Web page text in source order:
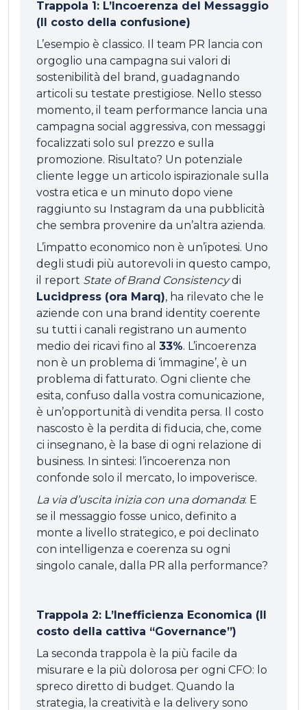
Trappola 1: L’Incoerenza del Messaggio
(Il costo della confusione)
L’esempio è classico. Il team PR lancia con
orgoglio una campagna sui valori di
sostenibilità del brand, guadagnando
articoli su testate prestigiose. Nello stesso
momento, il team performance lancia una
campagna social aggressiva, con messaggi
focalizzati solo sul prezzo e sulla
promozione. Risultato? Un potenziale
cliente legge un articolo ispirazionale sulla
vostra etica e un minuto dopo viene
raggiunto su Instagram da una pubblicità
che sembra provenire da un’altra azienda.
L’impatto economico non è un’ipotesi. Uno
degli studi più autorevoli in questo campo,
il report State of Brand Consistencydi
Lucidpress (ora Marq), ha rilevato che le
aziende con una brand identity coerente
su tutti i canali registrano un aumento
medio dei ricavi fino al 33%. L’incoerenza
non è un problema di ‘immagine’, è un
problema di fatturato. Ogni cliente che
esita, confuso dalla vostra comunicazione,
è un’opportunità di vendita persa. Il costo
nascosto è la perdita di fiducia, che, come
ci insegnano, è la base di ogni relazione di
business. In sintesi: l’incoerenza non
confonde solo il mercato, lo impoverisce.
La via d’uscita inizia con una domanda: E
se il messaggio fosse unico, definito a
monte a livello strategico, e poi declinato
con intelligenza e coerenza su ogni
singolo canale, dalla PR alla performance?
Trappola 2: L’Inefficienza Economica (Il
costo della cattiva “Governance”)
La seconda trappola è la più facile da
misurare e la più dolorosa per ogni CFO: lo
spreco diretto di budget. Quando la
strategia, la creatività e la delivery sono